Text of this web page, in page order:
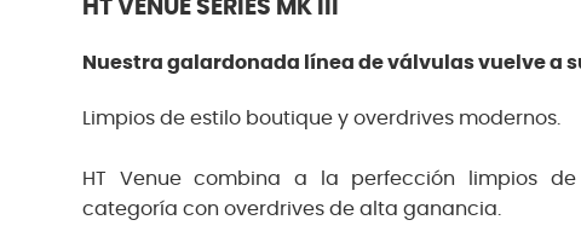
HT VENUE SERIES MK III
Nuestra galardonada línea de válvulas vuelve a
Limpios de estilo boutique y overdrives modernos.
HT Venue combina a la perfección limpios
categoría con overdrives de alta ganancia.